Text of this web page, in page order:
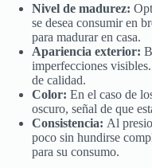
Nivel de madurez:
se desea consumir en
para madurar en casa.
Apariencia exterior:
imperfecciones
de calidad.
Color: En el caso de
oscuro, señal de que
Consistencia: Al
poco sin hundirse
para su consumo.